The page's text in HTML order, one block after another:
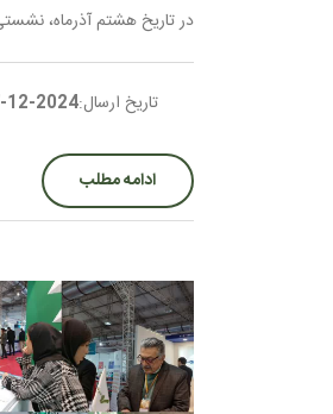
در تاریخ هشتم آذرماه،
تاریخ ارسال:2024-12-07
ادامه مطلب